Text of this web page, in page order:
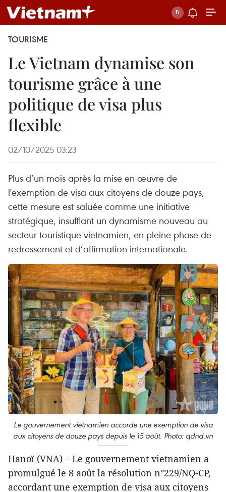
TOURISME
Le Vietnam dynamise son
tourisme grâce à une
politique de visa plus
flexible
02/10/2025 03:23
Plus d’un mois après la mise en œuvre de
l'exemption de visa aux citoyens de douze pays,
cette mesure est saluée comme une initiative
stratégique, insufflant un dynamisme nouveau au
secteur touristique vietnamien, en pleine phase de
redressement et d’affirmation internationale.
Le gouvernement vietnamien accorde une exemption de visa
aux citoyens de douze pays depuis le 15 août. Photo: qdnd.vn
Hanoï (VNA) – Le gouvernement vietnamien a
promulgué le 8 août la résolution n°229/NQ-CP,
accordant une exemption de visa aux citoyens